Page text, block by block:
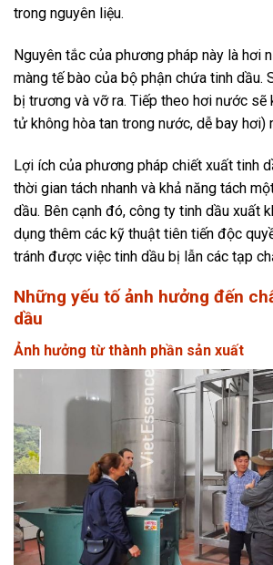
trong nguyên liệu.
Nguyên tắc của phương pháp này là hơi
màng tế bào của bộ phận chứa tinh dầu.
bị trương và vỡ ra. Tiếp theo hơi nước sẽ
tử không hòa tan trong nước, dễ bay hơi)
Lợi ích của phương pháp chiết xuất tinh
thời gian tách nhanh và khả năng tách
dầu. Bên cạnh đó, công ty tinh dầu xuất
dụng thêm các kỹ thuật tiên tiến độc
tránh được việc tinh dầu bị lẫn các tạp
Những yếu tố ảnh hưởng đến
dầu
Ảnh hưởng từ thành phần sản xuất